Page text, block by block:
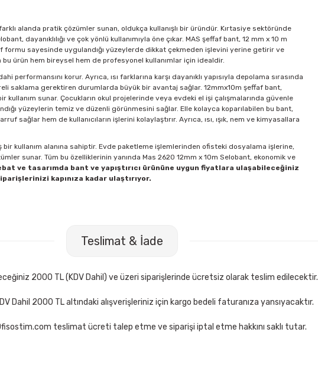
alanda pratik çözümler sunan, oldukça kullanışlı bir üründür. Kırtasiye sektöründe
, dayanıklılığı ve çok yönlü kullanımıyla öne çıkar. MAS şeffaf bant, 12 mm x 10 m
sayesinde uygulandığı yüzeylerde dikkat çekmeden işlevini yerine getirir ve
ürün hem bireysel hem de profesyonel kullanımlar için idealdir.
performansını korur. Ayrıca, ısı farklarına karşı dayanıklı yapısıyla depolama sırasında
saklama gerektiren durumlarda büyük bir avantaj sağlar. 12mmx10m şeffaf bant,
sunar. Çocukların okul projelerinde veya evdeki el işi çalışmalarında güvenle
yüzeylerin temiz ve düzenli görünmesini sağlar. Elle kolayca koparılabilen bu bant,
sağlar hem de kullanıcıların işlerini kolaylaştırır. Ayrıca, ısı, ışık, nem ve kimyasallara
kullanım alanına sahiptir. Evde paketleme işlemlerinden ofisteki dosyalama işlerine,
sunar. Tüm bu özelliklerinin yanında Mas 2620 12mm x 10m Selobant, ekonomik ve
ve tasarımda bant ve yapıştırıcı ürününe uygun fiyatlara ulaşabileceğiniz
kapınıza kadar ulaştırıyor.
Teslimat & İade
2000 TL (KDV Dahil) ve üzeri siparişlerinde ücretsiz olarak teslim edilecektir.
Dahil 2000 TL altındaki alışverişleriniz için kargo bedeli faturanıza yansıyacaktır.
teslimat ücreti talep etme ve siparişi iptal etme hakkını saklı tutar.